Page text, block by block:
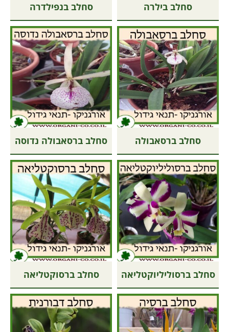
סחלב בילרה סחלב בנפילדרה
סחלב ברסאבולה סחלב ברסאבולה נדוסה
סחלב ברסוליליוקטליאה סחלב ברסוקטליאה